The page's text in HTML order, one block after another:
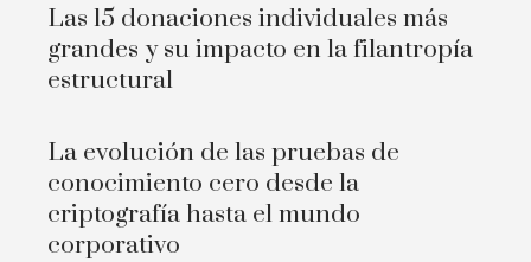
Las 15 donaciones individuales más
grandes y su impacto en la filantropía
estructural
La evolución de las pruebas de
conocimiento cero desde la
criptografía hasta el mundo
corporativo